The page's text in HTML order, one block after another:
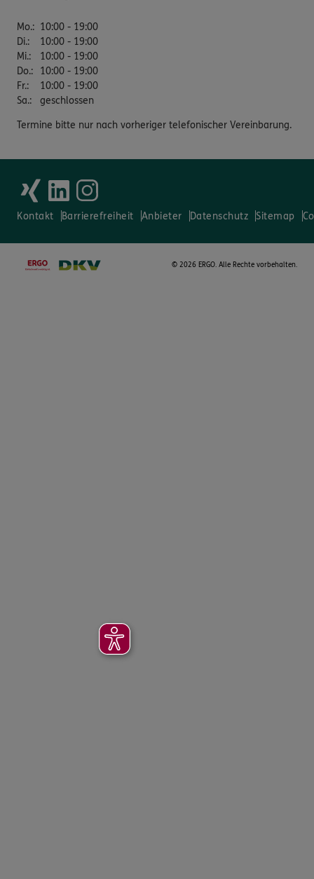
Mo.: 10:00 - 19:00
Di.:
10:00 - 19:00
Mi.:
10:00 - 19:00
Do.:
10:00 - 19:00
Fr.:
10:00 - 19:00
Sa.: geschlossen
Termine bitte nur nach vorheriger telefonischer Vereinbarung.
Kontakt Barrierefreiheit Anbieter Datenschutz Sitemap
© 2026 ERGO. Alle Rechte vorbehalten.